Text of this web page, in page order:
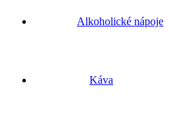
Alkoholické nápoje
Káva